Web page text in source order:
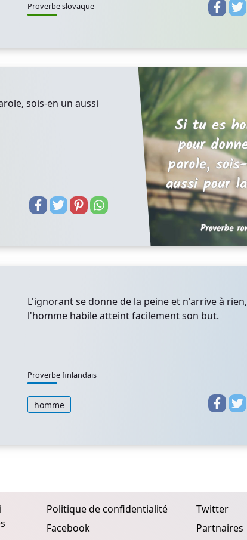
Proverbe slovaque
sois-en un aussi
L'ignorant se donne de la peine et n'arrive à rien,
l'homme habile atteint facilement son but.
Proverbe finlandais
homme
Politique de confidentialité
Facebook
Twitter
Partnaires